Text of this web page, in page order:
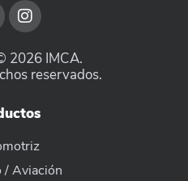
2026 IMCA.
reservados.
/ Aviación